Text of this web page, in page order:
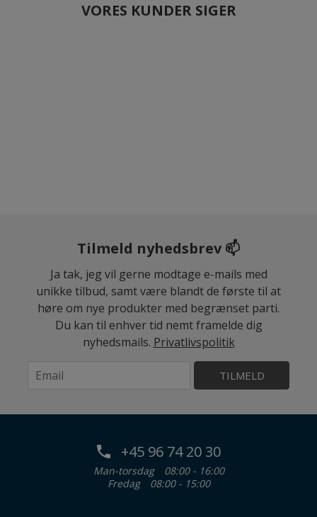
VORES KUNDER SIGER
Tilmeld nyhedsbrev 📫
Ja tak, jeg vil gerne modtage e-mails med
unikke tilbud, samt være blandt de første til at
høre om nye produkter med begrænset parti.
Du kan til enhver tid nemt framelde dig
nyhedsmails. Privatlivspolitik
TILMELD
+45 96 74 20 30
Man-torsdag
08:00 - 16:00
Fredag
08:00 - 15:00